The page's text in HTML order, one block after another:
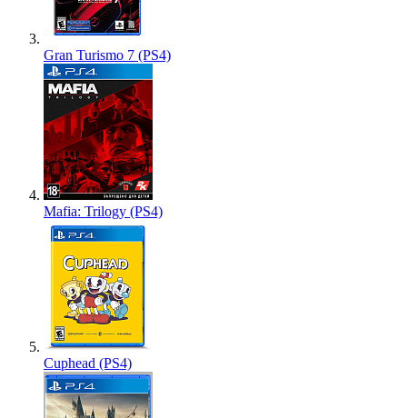
Gran Turismo 7 (PS4)
Mafia: Trilogy (PS4)
Cuphead (PS4)